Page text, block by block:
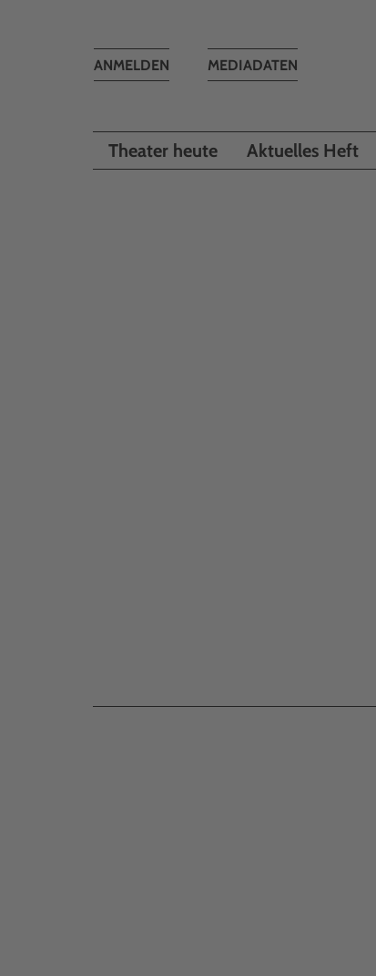
MEDIADATEN
Toggle
ANMELDEN
Theater heute Aktuelles Heft